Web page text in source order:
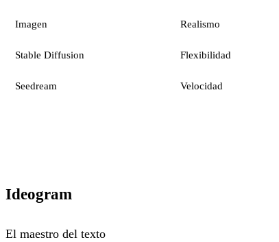
Imagen Realismo
Stable Diffusion Flexibilidad
Seedream Velocidad
Ideogram
El maestro del texto